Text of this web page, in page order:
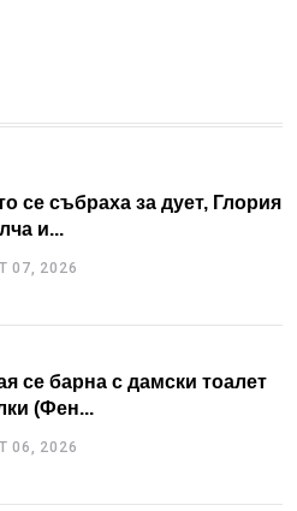
се събраха за дует, Глория
и...
07, 2026
се барна с дамски тоалет
(Фен...
06, 2026